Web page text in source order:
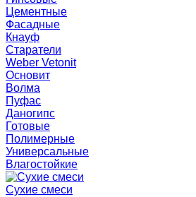
Цементные
Фасадные
Кнауф
Старатели
Weber Vetonit
Основит
Волма
Пуфас
Даногипс
Готовые
Полимерные
Универсальные
Влагостойкие
Сухие смеси